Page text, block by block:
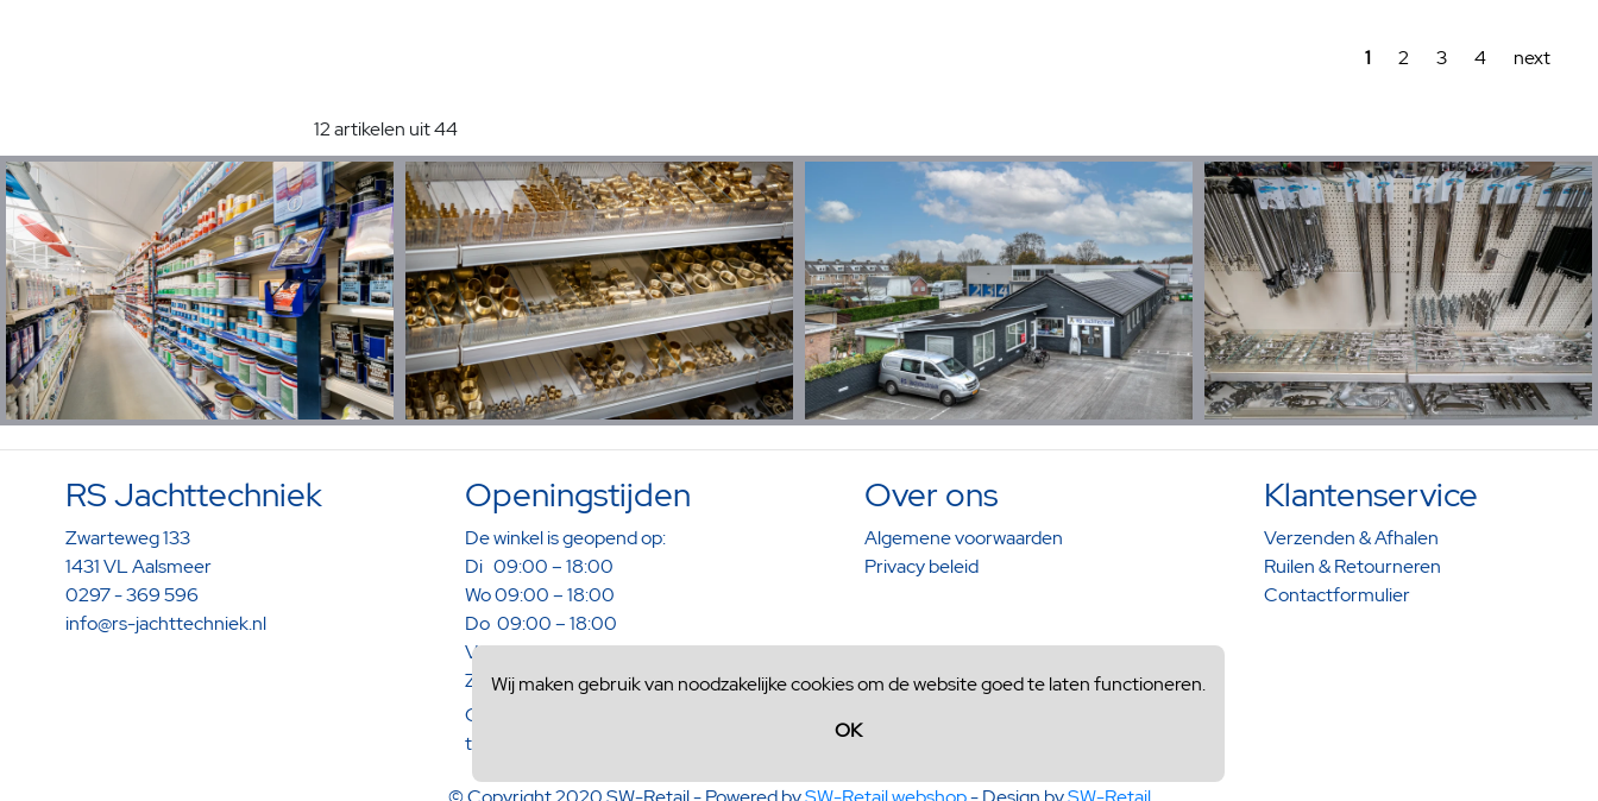
Wij maken gebruik van noodzakelijke cookies om de website goed te laten functioneren.
OK
1 2 3 4 next
12 artikelen uit 44
RS Jachttechniek
Zwarteweg 133
1431 VL Aalsmeer
0297 - 369 596
info@rs-jachttechniek.nl
Openingstijden
De winkel is geopend op:
Di 09:00 – 18:00
Wo 09:00 – 18:00
Do 09:00 – 18:00
Vr 09:00 – 18:00
Za 09:00 – 16:00
Op afspraak kunt u buiten deze tijden
terecht voor advies op maat
Over ons
Algemene voorwaarden
Privacy beleid
Klantenservice
Verzenden & Afhalen
Ruilen & Retourneren
Contactformulier